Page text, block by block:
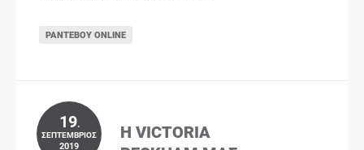
ΡΑΝΤΕΒΟΎ ONLINE
19.
ΣΕΠΤΈΜΒΡΙΟΣ
2019
Η VICTORIA